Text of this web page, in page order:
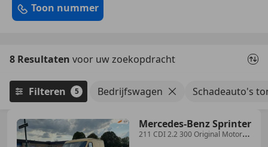
Toon nummer
8 Resultaten voor uw zoekopdracht
Filteren 5 Bedrijfswagen Schadeauto's
Mercedes-Benz Sprinter
211 CDI 2.2 300 Original Motor